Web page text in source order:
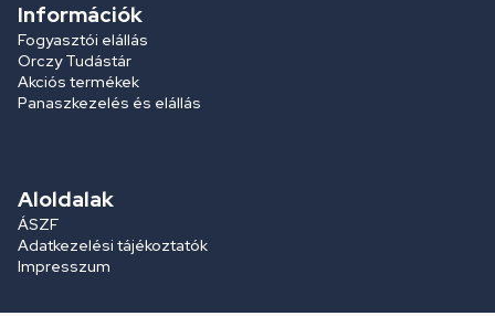
Információk
Fogyasztói elállás
Orczy Tudástár
Akciós termékek
Panaszkezelés és elállás
Aloldalak
ÁSZF
Adatkezelési tájékoztatók
Impresszum